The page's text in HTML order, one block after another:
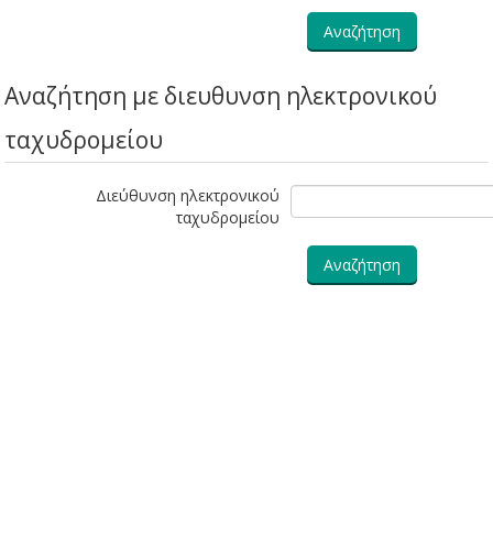
Αναζήτηση με διευθυνση ηλεκτρονικού
ταχυδρομείου
Διεύθυνση ηλεκτρονικού
ταχυδρομείου